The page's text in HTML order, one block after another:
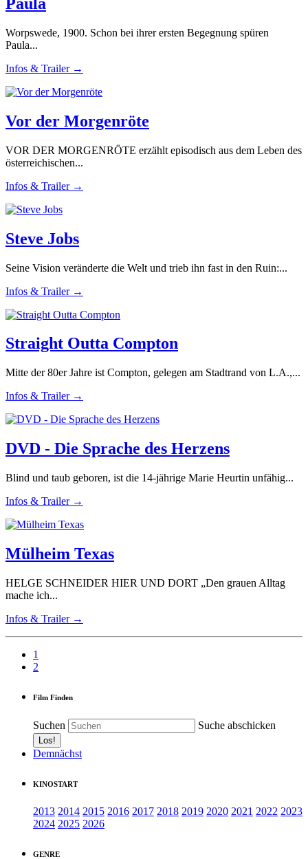
Worpswede, 1900. Schon bei ihrer ersten Begegnung spüren
Paula...
Infos & Trailer →
Vor der Morgenröte
VOR DER MORGENRÖTE erzählt episodisch aus dem Leben des
österreichischen...
Infos & Trailer →
Steve Jobs
Seine Vision veränderte die Welt und trieb ihn fast in den Ruin:...
Infos & Trailer →
Straight Outta Compton
Mitte der 80er Jahre ist Compton, gelegen am Stadtrand von L.A.,...
Infos & Trailer →
DVD - Die Sprache des Herzens
Blind und taub geboren, ist die 14-jährige Marie Heurtin unfähig...
Infos & Trailer →
Mülheim Texas
HELGE SCHNEIDER HIER UND DORT „Den grauen Alltag
mache ich...
Infos & Trailer →
1
2
Film Finden
Suchen Suche abschicken
Demnächst
KINOSTART
2013 2014 2015 2016 2017 2018 2019 2020 2021 2022 2023
2024 2025 2026
GENRE